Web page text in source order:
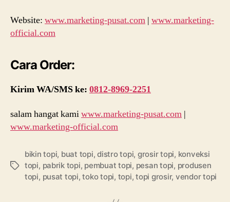
Website: www.marketing-pusat.com | www.marketing-
official.com
Cara Order:
Kirim WA/SMS ke: 0812-8969-2251
salam hangat kamiwww.marketing-pusat.com |
www.marketing-official.com
Tags
bikin topi, buat topi,distro topi, grosir topi, konveksi
topi, pabrik topi, pembuat topi, pesan topi, produsen
topi, pusat topi,toko topi, topi,topi grosir, vendor topi